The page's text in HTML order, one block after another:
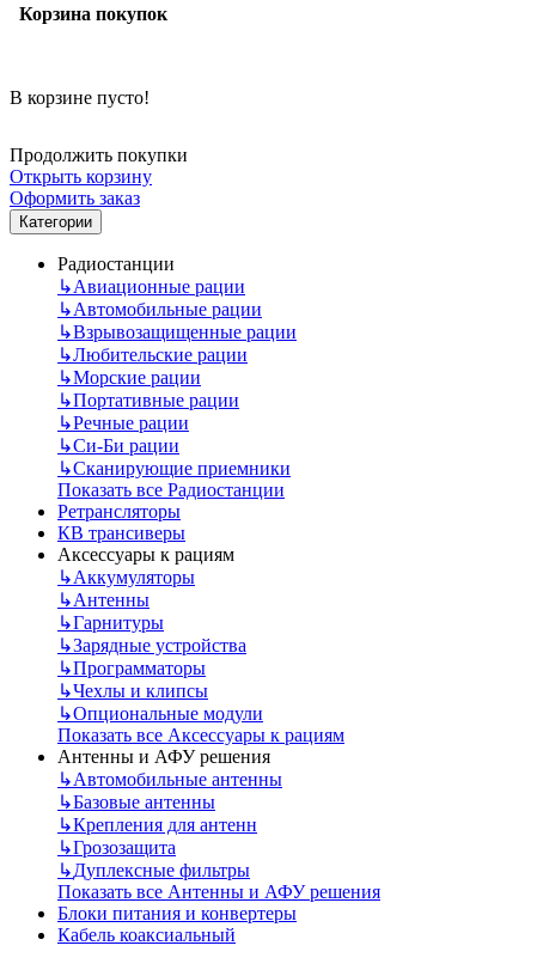
Корзина покупок
В корзине пусто!
Продолжить покупки
Открыть корзину
Оформить заказ
Категории
Радиостанции
↳Авиационные рации
↳Автомобильные рации
↳Взрывозащищенные рации
↳Любительские рации
↳Морские рации
↳Портативные рации
↳Речные рации
↳Си-Би рации
↳Сканирующие приемники
Показать все Радиостанции
Ретрансляторы
КВ трансиверы
Аксессуары к рациям
↳Аккумуляторы
↳Антенны
↳Гарнитуры
↳Зарядные устройства
↳Программаторы
↳Чехлы и клипсы
↳Опциональные модули
Показать все Аксессуары к рациям
Антенны и АФУ решения
↳Автомобильные антенны
↳Базовые антенны
↳Крепления для антенн
↳Грозозащита
↳Дуплексные фильтры
Показать все Антенны и АФУ решения
Блоки питания и конвертеры
Кабель коаксиальный